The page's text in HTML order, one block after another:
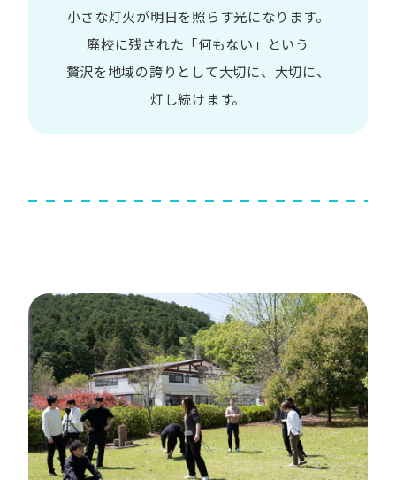
小さな​灯火が​明日を​照らす光に​なります。
廃校に​残された​「何も​ない」と​いう​
贅沢を地域の​誇りと​して大切に、​大切に、​
灯し続けます。​